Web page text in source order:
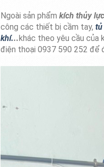
Ngoài sản phẩm kích thủy
công các thiết bị cầm tay, tủ
khí...khác theo yêu cầu của
điện thoại 0937 590 252 để